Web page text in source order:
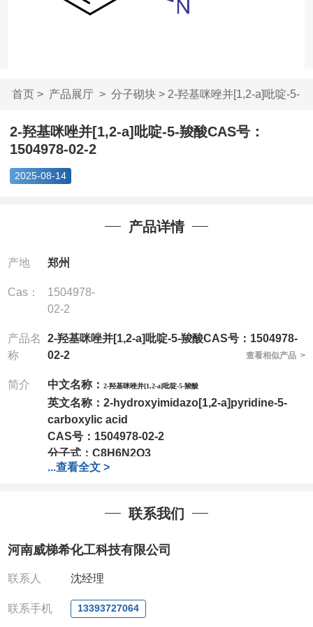
首页> 产品展厅> 分子砌块> 2-羟基咪唑并[1,2-a]吡啶-5-
羧...
2-羟基咪唑并[1,2-a]吡啶-5-羧酸CAS号：
1504978-02-2
2025-08-14
产品详情
产地 郑州
Cas：
1504978-
02-2
产品名
称
2-羟基咪唑并[1,2-a]吡啶-5-羧酸CAS号：1504978-
02-2
查看相似产品 >
简介 中文名称： 2-羟基咪唑并[1,2-a]吡啶-5-羧酸
英文名称： 2-hydroxyimidazo[1,2-a]pyridine-5-
carboxylic acid
CAS号： 1504978-02-2
分子式： C8H6N2O3
分子量：178.14
1Mg ; 5Mg;10Mg ;100Mg;250Mg ;500Mg
;1g;2.5g ;5g ;10g可根据客户需求进行分装
作中有用到的试剂,欢迎前来询购,如若出现质量问题,
全额退款,并承担所有运费。电话:0371-
63377391/13393727064
QQ:3930072831
:13393727064
...查看全文 >
联系我们
河南威梯希化工科技有限公司
联系人 沈经理
联系手机 13393727064